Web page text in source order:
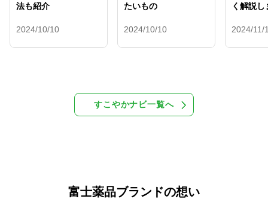
法も紹介
2024/10/10
たいもの
2024/10/10
く解説し
2024/11/
すこやかナビ一覧へ
富士薬品ブランドの想い